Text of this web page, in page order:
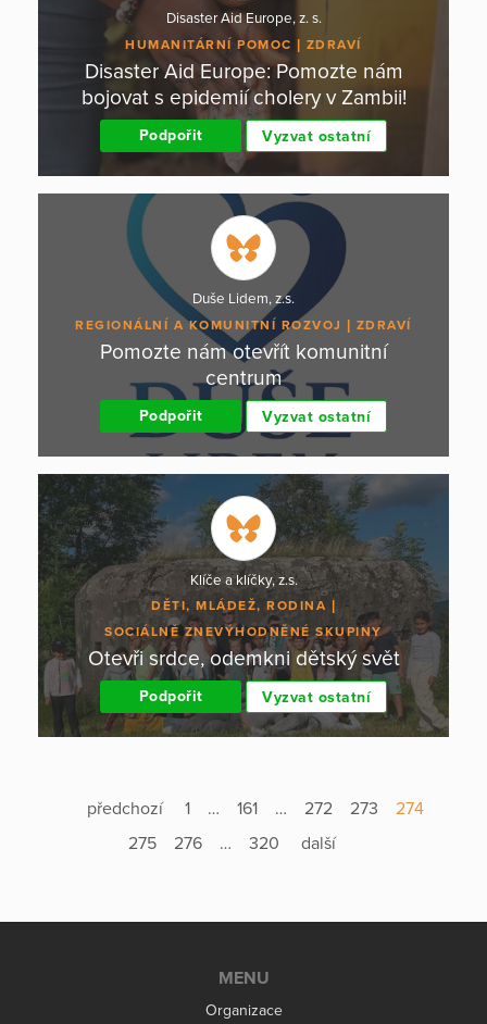
Disaster Aid Europe, z. s.
HUMANITÁRNÍ POMOC ZDRAVÍ
Disaster Aid Europe: Pomozte nám
bojovat s epidemií cholery v Zambii!
Podpořit Vyzvat ostatní
Duše Lidem, z.s.
REGIONÁLNÍ A KOMUNITNÍ ROZVOJ ZDRAVÍ
Pomozte nám otevřít komunitní
centrum
Podpořit Vyzvat ostatní
Klíče a klíčky, z.s.
DĚTI, MLÁDEŽ, RODINA
SOCIÁLNĚ ZNEVÝHODNĚNÉ SKUPINY
Otevři srdce, odemkni dětský svět
Podpořit Vyzvat ostatní
předchozí 1 … 161 … 272 273
274
275
276 … 320 další
MENU
Organizace